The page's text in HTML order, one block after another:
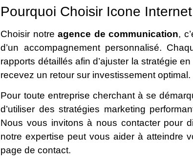
Pourquoi Choisir Icone
Choisir notreagence de communication,
d’un accompagnement personnalisé.
rapports détaillés afin d’ajuster la stratégie
recevez un retour sur investissement optimal.
Pour toute entreprise cherchant à se
d’utiliser des stratégies marketing
Nous vous invitons à nous contacter pour
notre expertise peut vous aider à atteindre
page de contact.